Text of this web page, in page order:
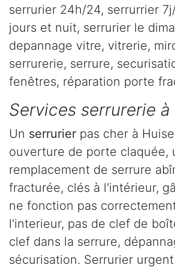
serrurier 24h/24, serrurrier
jours et nuit, serrurier le
depannage vitre, vitrerie,
serrurerie, serrure,
fenêtres, réparation porte
Services serrurerie à
Un serrurier pas cher à
ouverture de porte claquée,
remplacement de serrure
fracturée, clés à l'intérieur,
ne fonction pas
l'interieur, pas de clef de
clef dans la serrure,
sécurisation. Serrurier